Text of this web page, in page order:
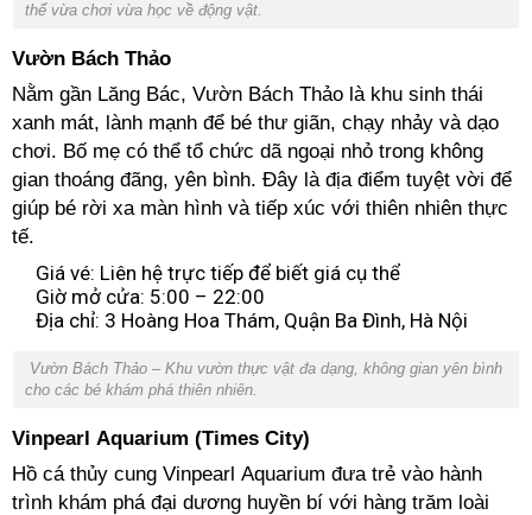
thể vừa chơi vừa học về động vật.
Vườn Bách Thảo
Nằm gần Lăng Bác, Vườn Bách Thảo là khu sinh thái
xanh mát, lành mạnh để bé thư giãn, chạy nhảy và dạo
chơi. Bố mẹ có thể tổ chức dã ngoại nhỏ trong không
gian thoáng đãng, yên bình. Đây là địa điểm tuyệt vời để
giúp bé rời xa màn hình và tiếp xúc với thiên nhiên thực
tế.
Giá vé: Liên hệ trực tiếp để biết giá cụ thể
Giờ mở cửa: 5:00 – 22:00
Địa chỉ: 3 Hoàng Hoa Thám, Quận Ba Đình, Hà Nội
Vườn Bách Thảo – Khu vườn thực vật đa dạng, không gian yên bình
cho các bé khám phá thiên nhiên.
Vinpearl Aquarium (Times City)
Hồ cá thủy cung Vinpearl Aquarium đưa trẻ vào hành
trình khám phá đại dương huyền bí với hàng trăm loài